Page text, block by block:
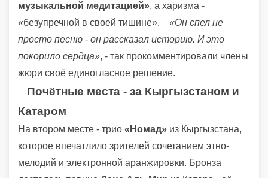
музыкальной медитацией», а харизма -
«безупречной в своей тишине».
«Он спел не
просто песню - он рассказал историю. И это
покорило сердца», - так прокомментировали члены
жюри своё единогласное решение.
Почётные места - за Кыргызстаном и
Катаром
На втором месте - трио «Номад» из Кыргызстана,
которое впечатлило зрителей сочетанием этно-
мелодий и электронной аранжировки. Бронза